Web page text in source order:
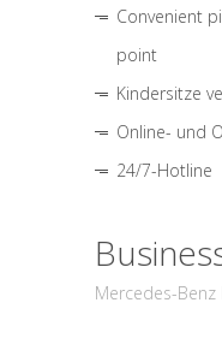
Convenient
point
Kindersitze
Online- und
24/7-Hotline
Mercedes-Benz